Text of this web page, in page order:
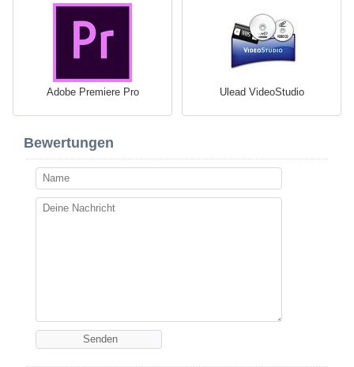
Adobe Premiere Pro Ulead VideoStudio
Bewertungen